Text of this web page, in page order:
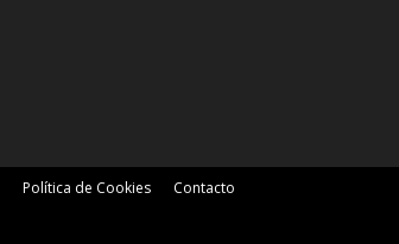
Política de Cookies Contacto